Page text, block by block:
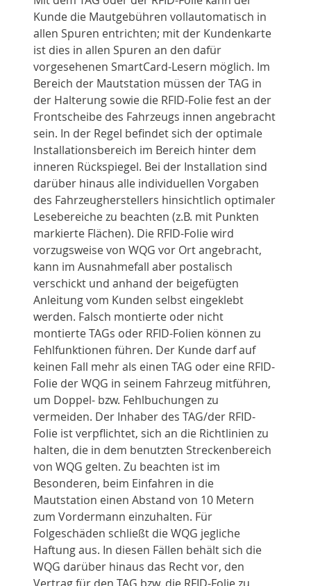
Kunde die Mautgebühren vollautomatisch in
allen Spuren entrichten; mit der Kundenkarte
ist dies in allen Spuren an den dafür
vorgesehenen SmartCard-Lesern möglich. Im
Bereich der Mautstation müssen der TAG in
der Halterung sowie die RFID-Folie fest an der
Frontscheibe des Fahrzeugs innen angebracht
sein. In der Regel befindet sich der optimale
Installationsbereich im Bereich hinter dem
inneren Rückspiegel. Bei der Installation sind
darüber hinaus alle individuellen Vorgaben
des Fahrzeugherstellers hinsichtlich optimaler
Lesebereiche zu beachten (z.B. mit Punkten
markierte Flächen). Die RFID-Folie wird
vorzugsweise von WQG vor Ort angebracht,
kann im Ausnahmefall aber postalisch
verschickt und anhand der beigefügten
Anleitung vom Kunden selbst eingeklebt
werden. Falsch montierte oder nicht
montierte TAGs oder RFID-Folien können zu
Fehlfunktionen führen. Der Kunde darf auf
keinen Fall mehr als einen TAG oder eine RFID-
Folie der WQG in seinem Fahrzeug mitführen,
um Doppel- bzw. Fehlbuchungen zu
vermeiden. Der Inhaber des TAG/der RFID-
Folie ist verpflichtet, sich an die Richtlinien zu
halten, die in dem benutzten Streckenbereich
von WQG gelten. Zu beachten ist im
Besonderen, beim Einfahren in die
Mautstation einen Abstand von 10 Metern
zum Vordermann einzuhalten. Für
Folgeschäden schließt die WQG jegliche
Haftung aus. In diesen Fällen behält sich die
WQG darüber hinaus das Recht vor, den